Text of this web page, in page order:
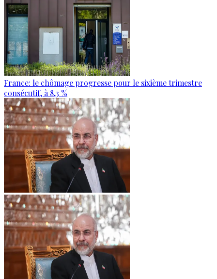
France: le chômage progresse pour le sixième trimestre
consécutif, à 8,3 %